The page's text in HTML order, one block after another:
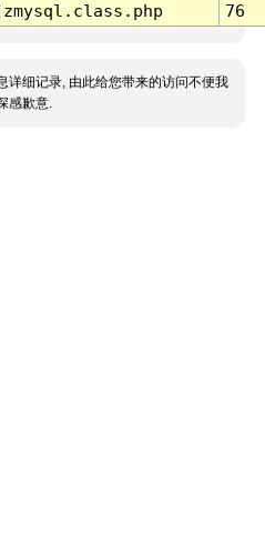
76
详细记录, 由此给您带来的访问不便我
感歉意.